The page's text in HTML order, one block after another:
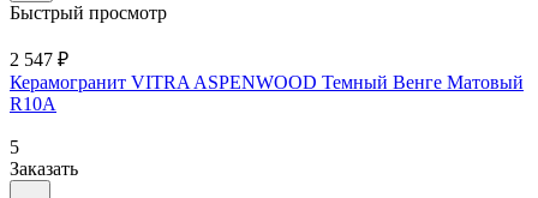
Быстрый просмотр
2 547 ₽
Керамогранит VITRA ASPENWOOD Темный Венге Матовый
R10A
5
Заказать